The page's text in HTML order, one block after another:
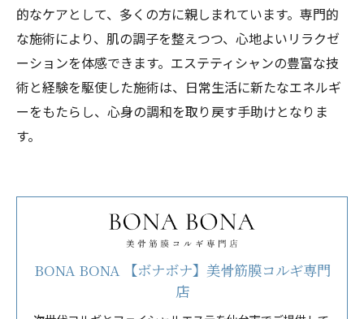
的なケアとして、多くの方に親しまれています。専門的
な施術により、肌の調子を整えつつ、心地よいリラクゼ
ーションを体感できます。エステティシャンの豊富な技
術と経験を駆使した施術は、日常生活に新たなエネルギ
ーをもたらし、心身の調和を取り戻す手助けとなりま
す。
BONA BONA 【ボナボナ】美骨筋膜コルギ専門
店